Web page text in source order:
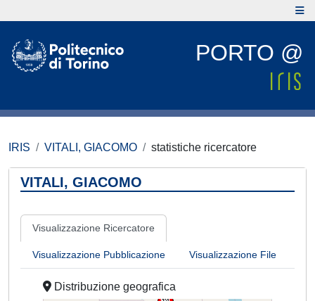
PORTO @
IRIS VITALI, GIACOMO statistiche ricercatore
VITALI, GIACOMO
Visualizzazione Ricercatore
Visualizzazione Pubblicazione Visualizzazione File
Distribuzione geografica